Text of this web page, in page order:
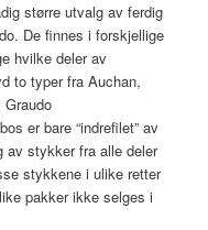
større utvalg av ferdig
De finnes i forskjellige
hvilke deler av
to typer fra Auchan,
er bare “indrefilet” av
av stykker fra alle deler
stykkene i ulike retter
pakker ikke selges i